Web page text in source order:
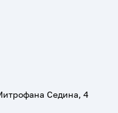
Седина, 4